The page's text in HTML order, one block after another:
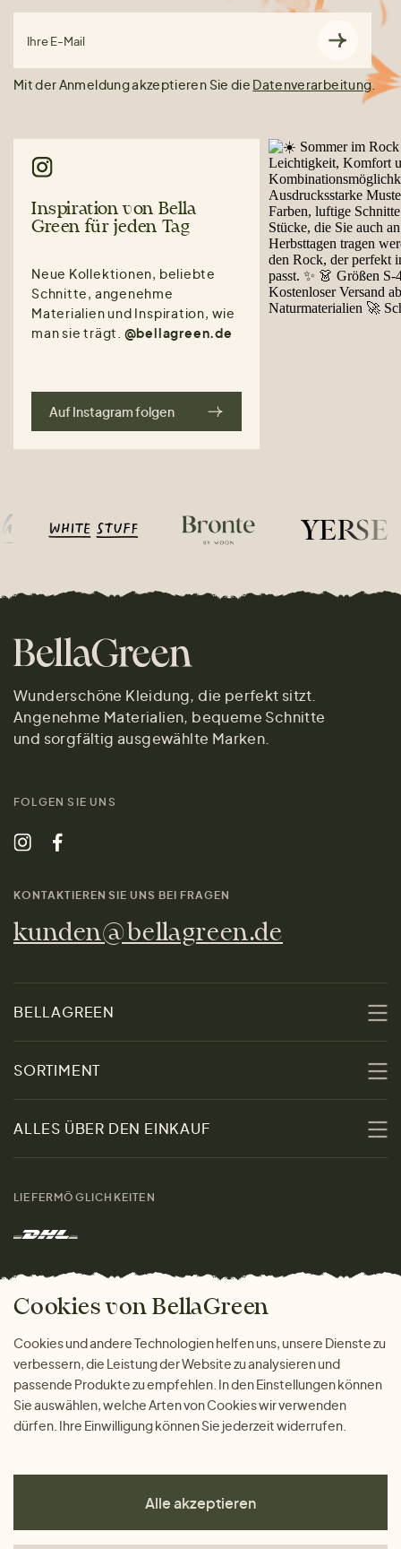
Ihre E-Mail
Mit der Anmeldung akzeptieren Sie die Datenverarbeitung.
Inspiration von Bella
Green für jeden Tag
Neue Kollektionen, beliebte
Schnitte, angenehme
Materialien und Inspiration, wie
man sie trägt. @bellagreen.de
Auf Instagram folgen
Wunderschöne Kleidung, die perfekt sitzt.
Angenehme Materialien, bequeme Schnitte
und sorgfältig ausgewählte Marken.
FOLGEN SIE UNS
KONTAKTIEREN SIE UNS BEI FRAGEN
kunden@bellagreen.de
BELLAGREEN
Nachhaltigkeit
Kontakt
Marken
Das freundliche Magazin
SORTIMENT
Damen
Herren
Geschenke
ALLES ÜBER DEN EINKAUF
Warum bei uns einkaufen
LIEFERMÖGLICHKEITEN
ZAHLUNGSMÖGLICHKEITEN
Cookies von BellaGreen
Cookies und andere Technologien helfen uns, unsere Dienste zu
verbessern, die Leistung der Website zu analysieren und
passende Produkte zu empfehlen. In den Einstellungen können
Sie auswählen, welche Arten von Cookies wir verwenden
dürfen. Ihre Einwilligung können Sie jederzeit widerrufen.
Alle akzeptieren